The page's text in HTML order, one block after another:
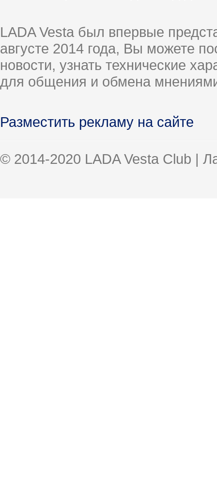
LADA Vesta был впервые
августе 2014 года, Вы можете
новости, узнать технические
для общения и обмена
Разместить рекламу на сайте
© 2014-2020 LADA Vesta Club |